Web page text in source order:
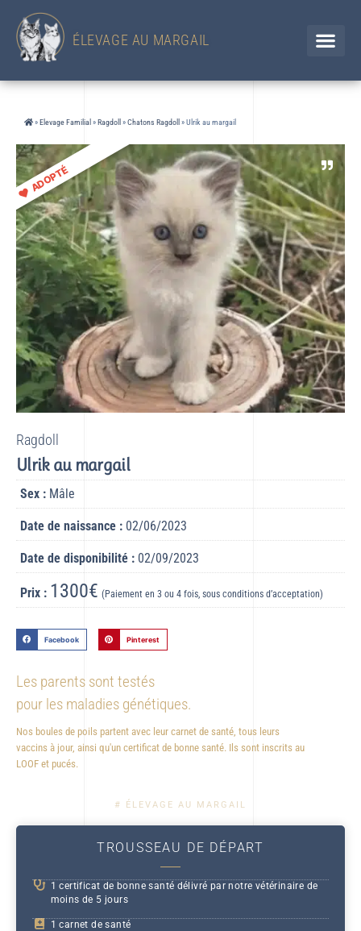
ÉLEVAGE AU MARGAIL
» Elevage Familial » Ragdoll »Chatons Ragdoll »Ulrik au margail
ADOPTÉ
Ragdoll
Ulrik au margail
Sex : Mâle
Date de naissance : 02/06/2023
Date de disponibilité : 02/09/2023
Prix : 1300€ (Paiement en 3 ou 4 fois, sous conditions d’acceptation)
Facebook Pinterest
Les parents sont testés
pour les maladies génétiques.
Nos boules de poils partent avec leur carnet de santé, tous leurs
vaccins à jour, ainsi qu'un certificat de bonne santé. Ils sont inscrits au
LOOF et pucés.
# ÉLEVAGE AU MARGAIL
TROUSSEAU DE DÉPART
1 certificat de bonne santé délivré par notre vétérinaire de
moins de 5 jours
1 carnet de santé